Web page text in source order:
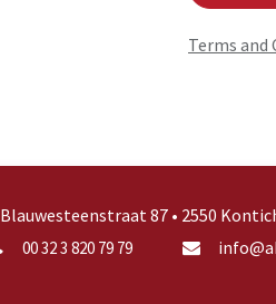
Terms and
Blauwesteenstraat 87 • 2550
00 32 3 820 79 79